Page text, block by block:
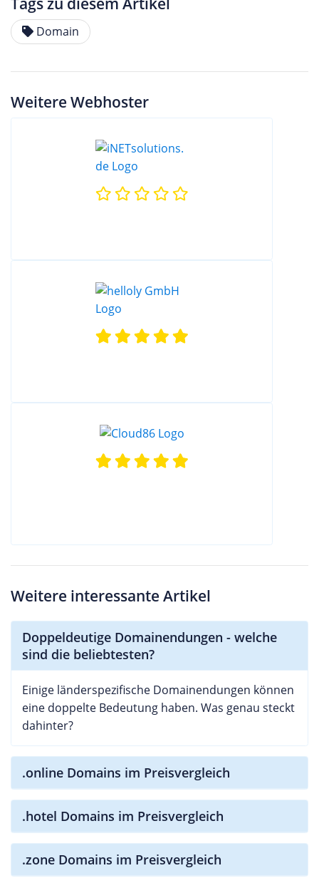
Domain
Weitere Webhoster
Weitere interessante Artikel
Doppeldeutige Domainendungen - welche
sind die beliebtesten?
Einige länderspezifische Domainendungen können
eine doppelte Bedeutung haben. Was genau steckt
dahinter?
.online Domains im Preisvergleich
.hotel Domains im Preisvergleich
.zone Domains im Preisvergleich